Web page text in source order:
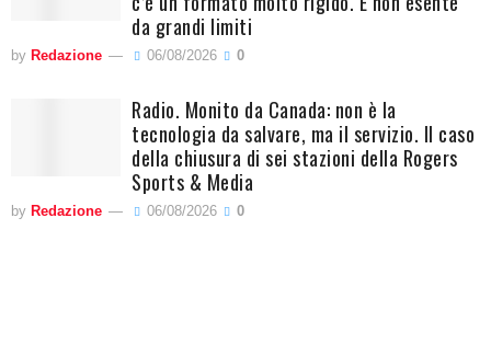
da grandi limiti
by Redazione 06/08/2026 0
Radio. Monito da Canada: non è la
tecnologia da salvare, ma il servizio. Il caso
della chiusura di sei stazioni della Rogers
Sports & Media
by Redazione 06/08/2026 0